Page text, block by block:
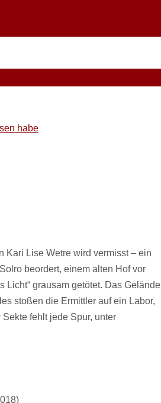
habe
Kari Lise Wetre wird vermisst – ein
beordert, einem alten Hof vor
Licht“ grausam getötet. Das Gelände
stoßen die Ermittler auf ein Labor,
fehlt jede Spur, unter